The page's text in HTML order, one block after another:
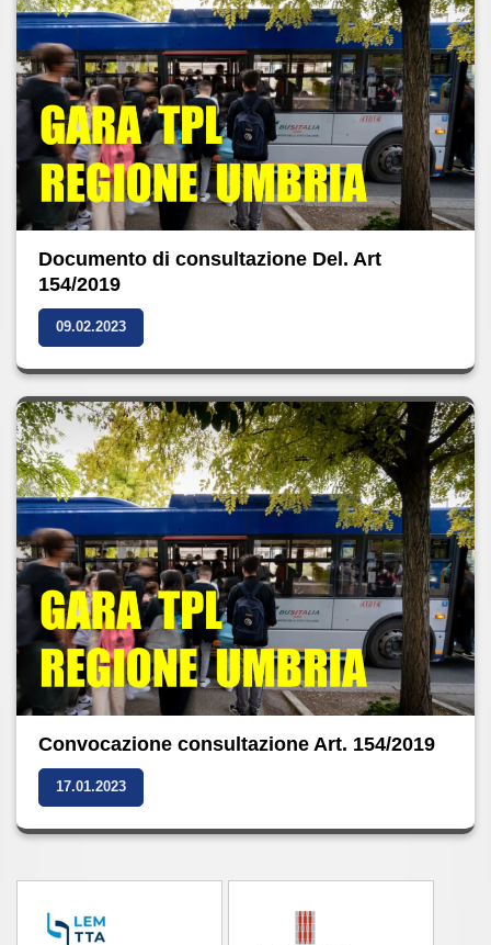
Documento di consultazione Del. Art
154/2019
09.02.2023
Convocazione consultazione Art. 154/2019
17.01.2023